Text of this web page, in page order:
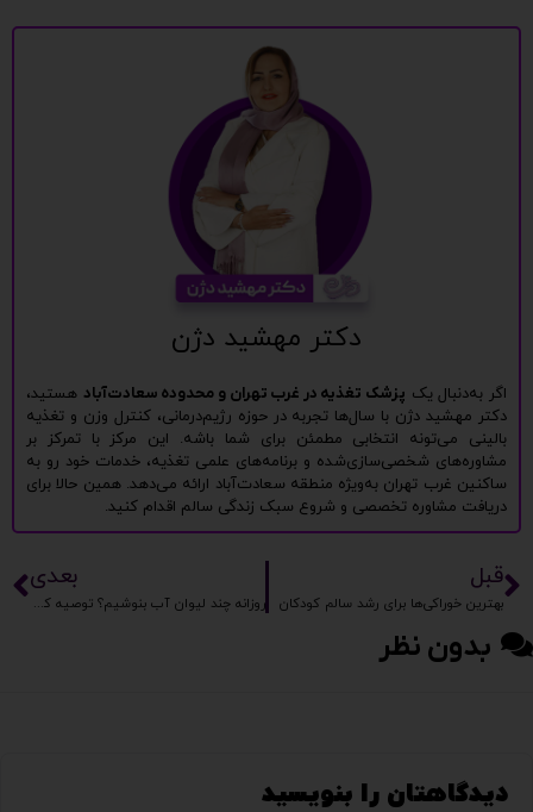
دکتر مهشید دژن
اگر به‌دنبال یک پزشک تغذیه در غرب تهران و محدوده سعادت‌آباد هستید،
دکتر مهشید دژن با سال‌ها تجربه در حوزه رژیم‌درمانی، کنترل وزن و تغذیه
بالینی می‌تونه انتخابی مطمئن برای شما باشه. این مرکز با تمرکز بر
مشاوره‌های شخصی‌سازی‌شده و برنامه‌های علمی تغذیه، خدمات خود رو به
ساکنین غرب تهران به‌ویژه منطقه سعادت‌آباد ارائه می‌دهد. همین حالا برای
دریافت مشاوره تخصصی و شروع سبک زندگی سالم اقدام کنید.
قبل
بهترین خوراکی‌ها برای رشد سالم کودکان
بعدی
روزانه چند لیوان آب بنوشیم؟ توصیه کارشناسان
بدون نظر
دیدگاهتان را بنویسید